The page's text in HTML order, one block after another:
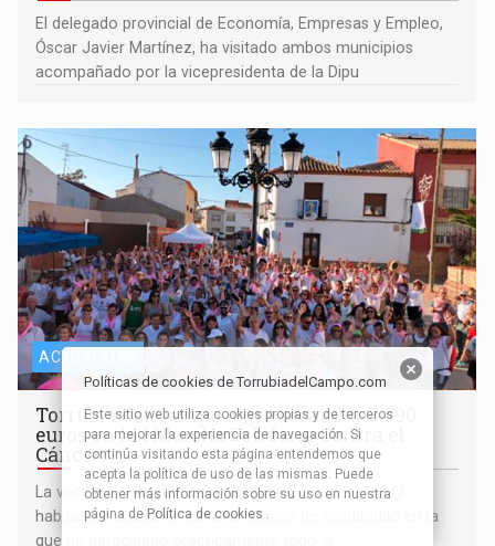
El delegado provincial de Economía, Empresas y Empleo,
Óscar Javier Martínez, ha visitado ambos municipios
acompañado por la vicepresidenta de la Dipu
ACTUALIDAD
Torrubia del Campo logra recaudar 3.690
euros en la I Marcha Solidaria Contra el
Cáncer
La vecina localidad de Torrubia del Campo, con 342
habitantes acaba de dar una lección de solidaridad en la
que ha participado prácticamente todo el
Políticas de cookies de TorrubiadelCampo.com
Este sitio web utiliza cookies propias y de terceros
para mejorar la experiencia de navegación. Si
continúa visitando esta página entendemos que
acepta la política de uso de las mismas. Puede
obtener más información sobre su uso en nuestra
página de Política de cookies .